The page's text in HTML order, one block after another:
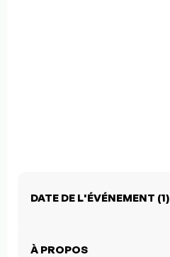
DATE DE L'ÉVÉNEMENT (1)
À PROPOS